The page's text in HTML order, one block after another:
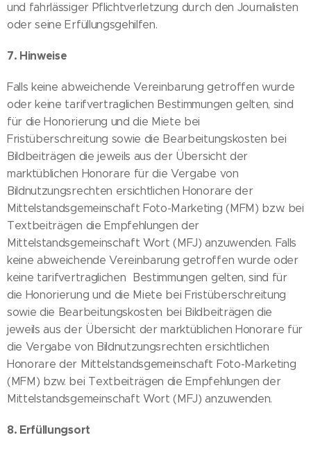
und fahrlässiger Pflichtverletzung durch den Journalisten
oder seine Erfüllungsgehilfen.
7. Hinweise
Falls keine abweichende Vereinbarung getroffen wurde
oder keine tarifvertraglichen Bestimmungen gelten, sind
für die Honorierung und die Miete bei
Fristüberschreitung sowie die Bearbeitungskosten bei
Bildbeiträgen die jeweils aus der Übersicht der
marktüblichen Honorare für die Vergabe von
Bildnutzungsrechten ersichtlichen Honorare der
Mittelstandsgemeinschaft Foto-Marketing (MFM) bzw. bei
Textbeiträgen die Empfehlungen der
Mittelstandsgemeinschaft Wort (MFJ) anzuwenden. Falls
keine abweichende Vereinbarung getroffen wurde oder
keine tarifvertraglichen Bestimmungen gelten, sind für
die Honorierung und die Miete bei Fristüberschreitung
sowie die Bearbeitungskosten bei Bildbeiträgen die
jeweils aus der Übersicht der marktüblichen Honorare für
die Vergabe von Bildnutzungsrechten ersichtlichen
Honorare der Mittelstandsgemeinschaft Foto-Marketing
(MFM) bzw. bei Textbeiträgen die Empfehlungen der
Mittelstandsgemeinschaft Wort (MFJ) anzuwenden.
8. Erfüllungsort